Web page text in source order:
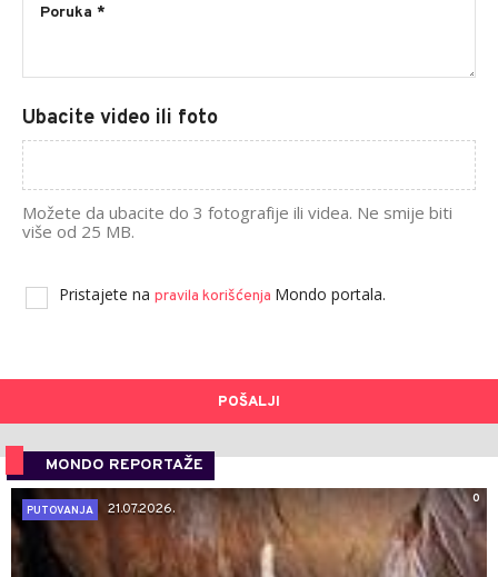
Ubacite video ili foto
Možete da ubacite do 3 fotografije ili videa. Ne smije biti
više od 25 MB.
Pristajete na pravila korišćenja Mondo portala.
POŠALJI
MONDO REPORTAŽE
0
PUTOVANJA
21.07.2026.